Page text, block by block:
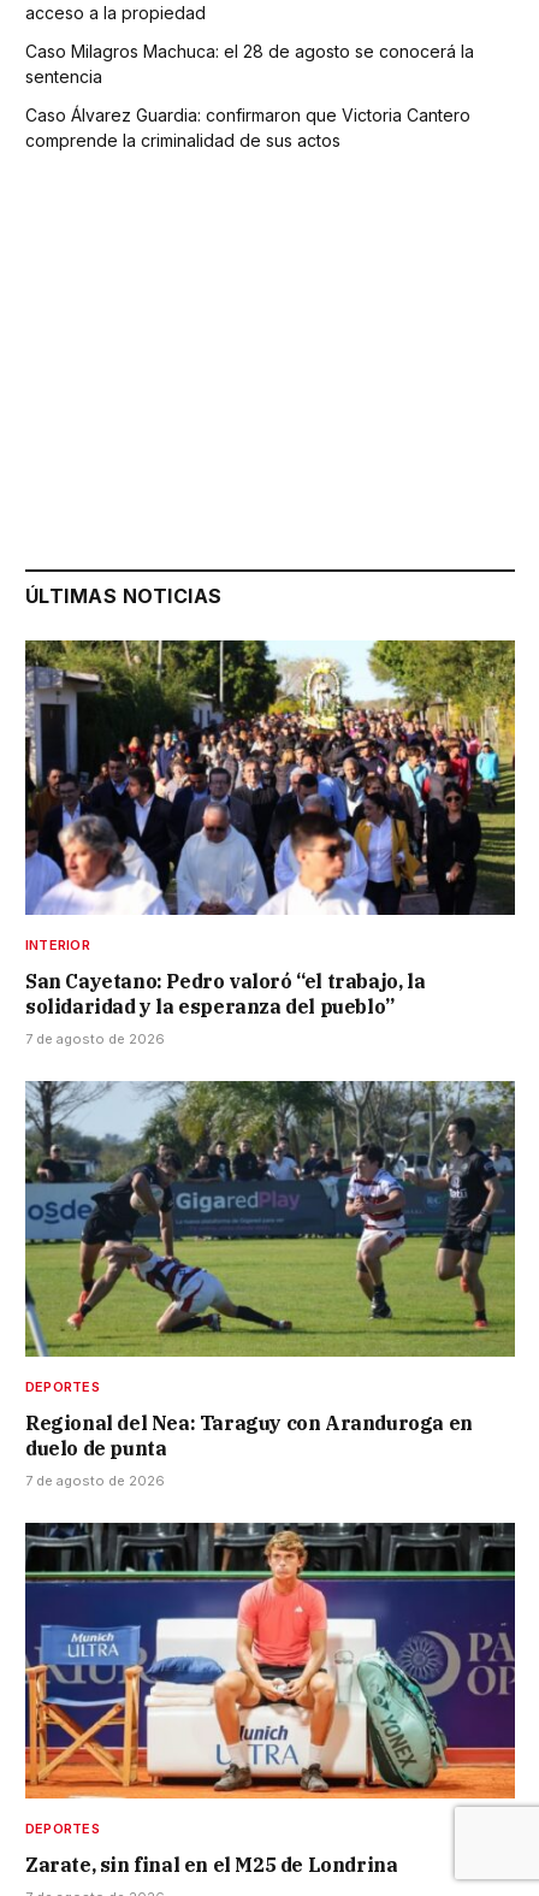
acceso a la propiedad
Caso Milagros Machuca: el 28 de agosto se conocerá la
sentencia
Caso Álvarez Guardia: confirmaron que Victoria Cantero
comprende la criminalidad de sus actos
ÚLTIMAS NOTICIAS
INTERIOR
San Cayetano: Pedro valoró “el trabajo, la
solidaridad y la esperanza del pueblo”
7 de agosto de 2026
DEPORTES
Regional del Nea: Taraguy con Aranduroga en
duelo de punta
7 de agosto de 2026
DEPORTES
Zarate, sin final en el M25 de Londrina